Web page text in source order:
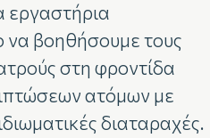
εργαστήρια
να βοηθήσουμε τους
στη φροντίδα
ατόμων με
διαταραχές.